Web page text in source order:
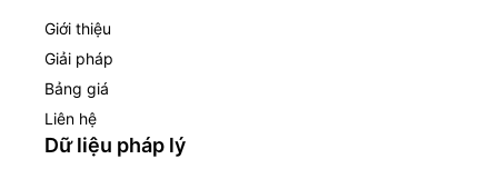
Giới thiệu
Giải pháp
Bảng giá
Liên hệ
Dữ liệu pháp lý